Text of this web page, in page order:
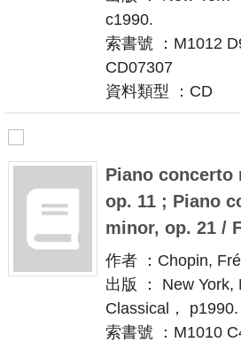
c1990.
索書號 ：M1012
CD07307
資料類型 ：CD
Piano concerto
op. 11 ; Piano
minor, op. 21 /
作者 ：Chopin,
出版 ： New York,
Classical， p1990.
索書號 ：M1010